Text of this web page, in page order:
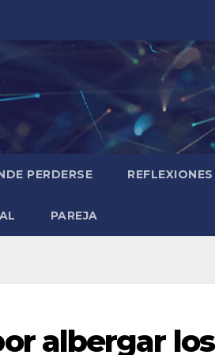
PERDERSE REFLEXIONES
PAREJA
albergar los